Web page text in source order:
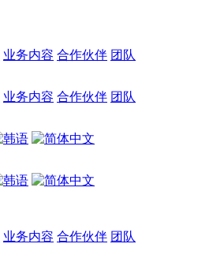
业务内容 合作伙伴 团队
业务内容 合作伙伴 团队
业务内容 合作伙伴 团队